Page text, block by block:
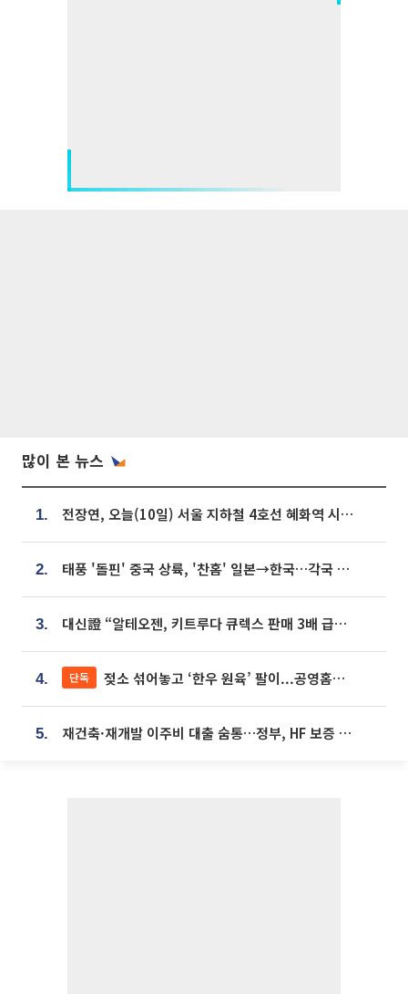
많이 본 뉴스
1. 전장연, 오늘(10일) 서울 지하철 4호선 혜화역 시위…1호선 용산역 무정차
2. 태풍 '돌핀' 중국 상륙, '찬홈' 일본→한국…각국 기상청 예상 경로는?
3. 대신證 “알테오젠, 키트루다 큐렉스 판매 3배 급증…목표가 41만원 상향”
4. 단독 젖소 섞어놓고 ‘한우 원육’ 팔이...공영홈쇼핑 표기·검증 구멍
5. 재건축·재개발 이주비 대출 숨통…정부, HF 보증 신설 추진